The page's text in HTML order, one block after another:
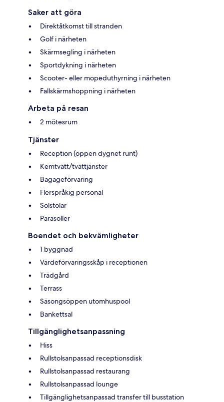
Saker att göra
Direktåtkomst till stranden
Golf i närheten
Skärmsegling i närheten
Sportdykning i närheten
Scooter- eller mopeduthyrning i närheten
Fallskärmshoppning i närheten
Arbeta på resan
2 mötesrum
Tjänster
Reception (öppen dygnet runt)
Kemtvätt/tvättjänster
Bagageförvaring
Flerspråkig personal
Solstolar
Parasoller
Boendet och bekvämligheter
1 byggnad
Värdeförvaringsskåp i receptionen
Trädgård
Terrass
Säsongsöppen utomhuspool
Bankettsal
Tillgänglighetsanpassning
Hiss
Rullstolsanpassad receptionsdisk
Rullstolsanpassad restaurang
Rullstolsanpassad lounge
Tillgänglighetsanpassad transfer till busstation